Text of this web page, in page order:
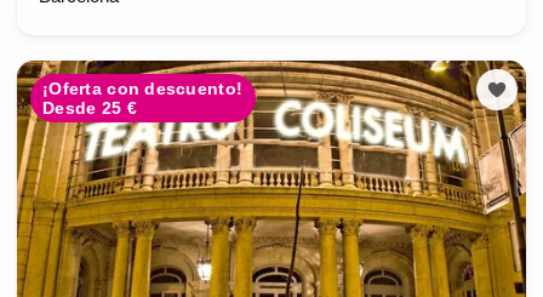
¡Oferta con descuento!
Desde 25 €